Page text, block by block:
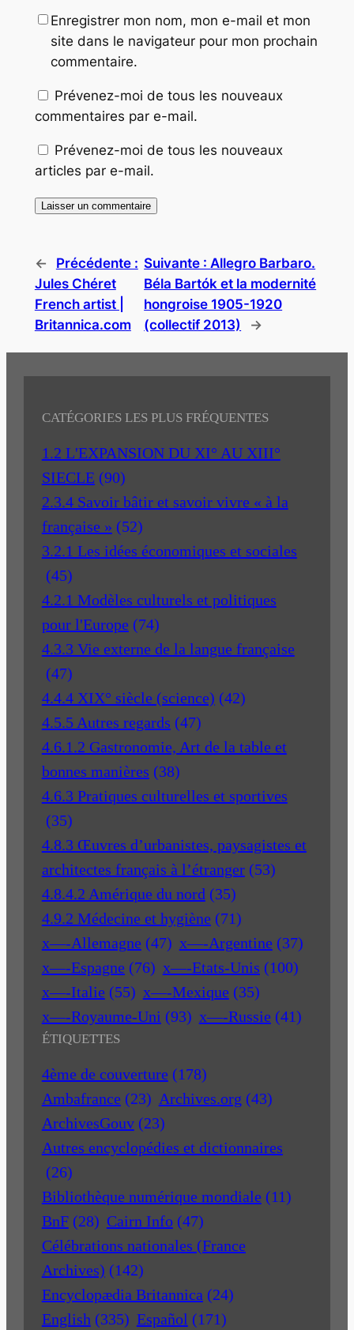
Enregistrer mon nom, mon e-mail et mon
site dans le navigateur pour mon prochain
commentaire.
Prévenez-moi de tous les nouveaux
commentaires par e-mail.
Prévenez-moi de tous les nouveaux
articles par e-mail.
←
Précédente :
Jules Chéret
French artist |
Britannica.com
Suivante : Allegro Barbaro.
Béla Bartók et la modernité
hongroise 1905-1920
(collectif 2013)
→
CATÉGORIES LES PLUS FRÉQUENTES
1.2 L'EXPANSION DU XI° AU XIII°
SIECLE (90)
2.3.4 Savoir bâtir et savoir vivre « à la
française » (52)
3.2.1 Les idées économiques et sociales
(45)
4.2.1 Modèles culturels et politiques
pour l'Europe (74)
4.3.3 Vie externe de la langue française
(47)
4.4.4 XIX° siècle (science) (42)
4.5.5 Autres regards (47)
4.6.1.2 Gastronomie, Art de la table et
bonnes manières (38)
4.6.3 Pratiques culturelles et sportives
(35)
4.8.3 Œuvres d’urbanistes, paysagistes et
architectes français à l’étranger (53)
4.8.4.2 Amérique du nord (35)
4.9.2 Médecine et hygiène (71)
x—-Allemagne (47) x—-Argentine (37)
x—-Espagne (76) x—-Etats-Unis (100)
x—-Italie (55) x—-Mexique (35)
x—-Royaume-Uni (93) x—-Russie (41)
ÉTIQUETTES
4ème de couverture (178)
Ambafrance (23) Archives.org (43)
ArchivesGouv (23)
Autres encyclopédies et dictionnaires
(26)
Bibliothèque numérique mondiale (11)
BnF (28) Cairn Info (47)
Célébrations nationales (France
Archives) (142)
Encyclopædia Britannica (24)
English (335) Español (171)